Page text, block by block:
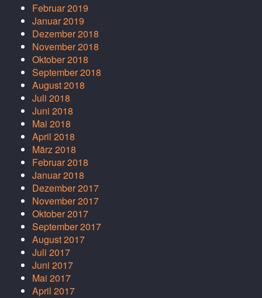
Februar 2019
Januar 2019
Dezember 2018
November 2018
Oktober 2018
September 2018
August 2018
Juli 2018
Juni 2018
Mai 2018
April 2018
März 2018
Februar 2018
Januar 2018
Dezember 2017
November 2017
Oktober 2017
September 2017
August 2017
Juli 2017
Juni 2017
Mai 2017
April 2017